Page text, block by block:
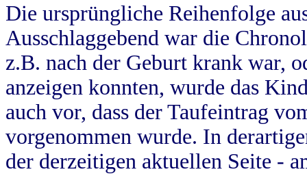
Die ursprüngliche Reihenfolge
Ausschlaggebend war die
z.B. nach der Geburt krank war,
anzeigen konnten, wurde das
auch vor, dass der Taufeintrag
vorgenommen wurde. In
der derzeitigen aktuellen Seite -